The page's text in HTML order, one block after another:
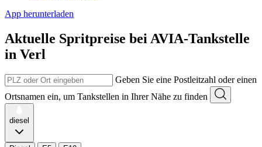
App herunterladen
Aktuelle Spritpreise bei AVIA-Tankstelle
in Verl
Geben Sie eine Postleitzahl oder einen
Ortsnamen ein, um Tankstellen in Ihrer Nähe zu finden
diesel